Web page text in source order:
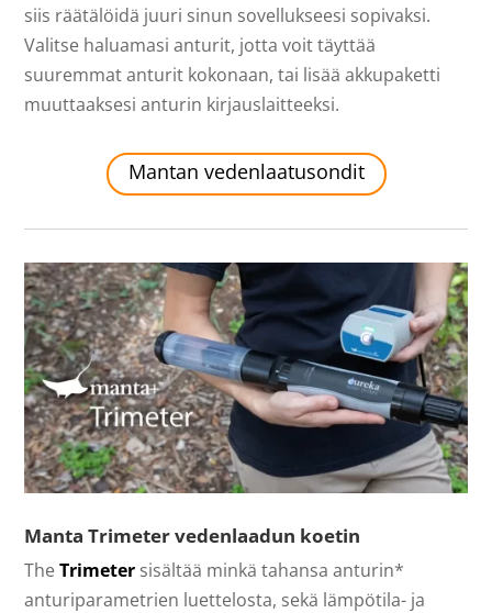
siis räätälöidä juuri sinun sovellukseesi sopivaksi.
Valitse haluamasi anturit, jotta voit täyttää
suuremmat anturit kokonaan, tai lisää akkupaketti
muuttaaksesi anturin kirjauslaitteeksi.
Mantan vedenlaatusondit
Manta Trimeter vedenlaadun koetin
TheTrimeter sisältää minkä tahansa anturin*
anturiparametrien luettelosta, sekä lämpötila- ja